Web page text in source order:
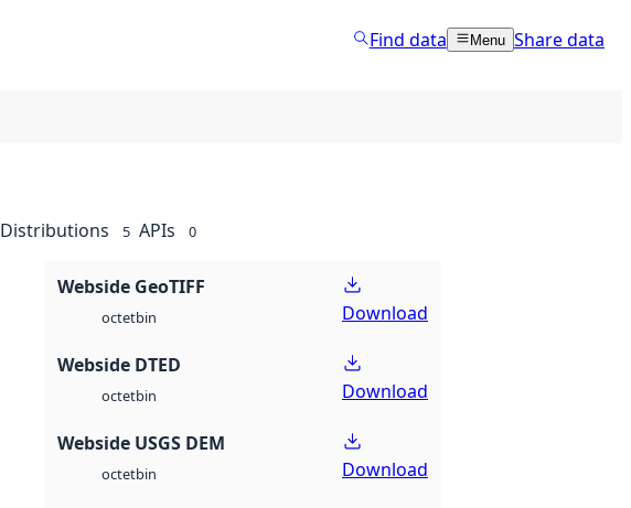
Find data Menu Share data
Distributions 5 APIs 0
Webside GeoTIFF
octetbin Download
Webside DTED
octetbin Download
Webside USGS DEM
octetbin Download